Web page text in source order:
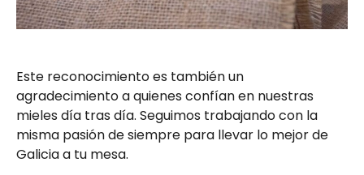
Este reconocimiento es también un
agradecimiento a quienes confían en nuestras
mieles día tras día. Seguimos trabajando con la
misma pasión de siempre para llevar lo mejor de
Galicia a tu mesa.